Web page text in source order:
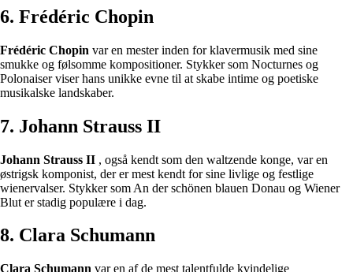
6. Frédéric Chopin
Frédéric Chopin var en mester inden for klavermusik med sine
smukke og følsomme kompositioner. Stykker som Nocturnes og
Polonaiser viser hans unikke evne til at skabe intime og poetiske
musikalske landskaber.
7. Johann Strauss II
Johann Strauss II , også kendt som den waltzende konge, var en
østrigsk komponist, der er mest kendt for sine livlige og festlige
wienervalser. Stykker som An der schönen blauen Donau og Wiener
Blut er stadig populære i dag.
8. Clara Schumann
Clara Schumann var en af de mest talentfulde kvindelige